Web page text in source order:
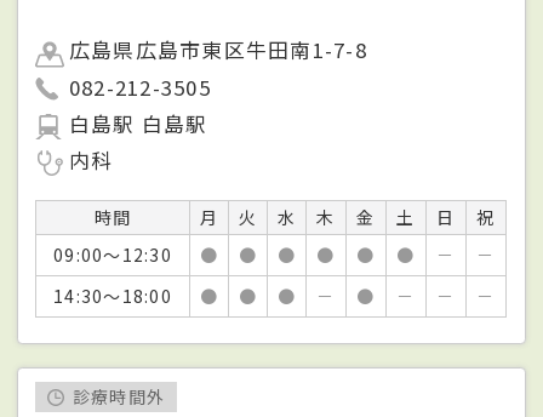
広島県広島市東区牛田南1-7-8
082-212-3505
白島駅 白島駅
内科
時間 月 火 水 木 金 土 日
祝
09:00～12:30
● ● ● ● ● ● －
－
14:30～18:00
● ● ● － ● － － －
診療時間外